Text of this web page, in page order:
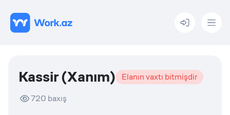
Menu
Kassir (Xanım)
Elanın vaxtı bitmişdir
720 baxış